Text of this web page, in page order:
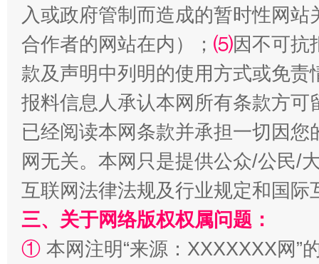
解纷+调解+退费，一次搞定
入或政府管制而造成的暂时性网
合作者的网站在内）； ⑸因不可抗
款及声明中列明的使用方式或免责
报料信息人承认本网所有条款方
已经阅读本网条款并承担一切因
网无关。本网只是提供公众/公民/
互联网法律法规及行业规定和国
三、关于网络版权权属问题：
① 本网注明“来源：XXXXXXX网”